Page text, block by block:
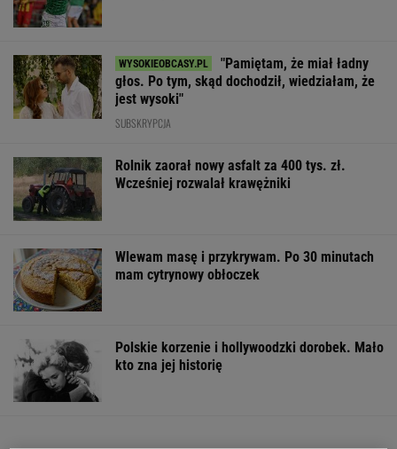
"Pamiętam, że miał ładny
głos. Po tym, skąd dochodził, wiedziałam, że
jest wysoki"
SUBSKRYPCJA
Rolnik zaorał nowy asfalt za 400 tys. zł.
Wcześniej rozwalał krawężniki
Wlewam masę i przykrywam. Po 30 minutach
mam cytrynowy obłoczek
Polskie korzenie i hollywoodzki dorobek. Mało
kto zna jej historię